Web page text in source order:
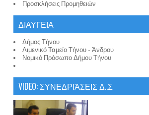
Προσκλήσεις Προμηθειών
ΔΙΑΥΓΕΙΑ
Δήμος Τήνου
Λιμενικό Ταμείο Τήνου - Άνδρου
Νομικό Πρόσωπο Δήμου Τήνου
VIDEO: ΣΥΝΕΔΡΙΆΣΕΙΣ Δ..Σ